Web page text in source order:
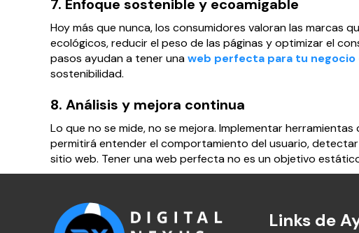
7. Enfoque sostenible y ecoamigable
Hoy más que nunca, los consumidores valoran las marcas
ecológicos, reducir el peso de las páginas y optimizar el
pasos ayudan a tener unaweb perfecta para tu negocio
sostenibilidad.
8. Análisis y mejora continua
Lo que no se mide, no se mejora. Implementar
permitirá entender el comportamiento del usuario,
sitio web. Tener una web perfecta no es un objetivo
Links de